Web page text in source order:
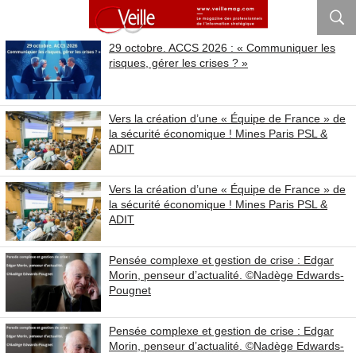
29 octobre. ACCS 2026 : « Communiquer les
risques, gérer les crises ? »
Vers la création d’une « Équipe de France » de
la sécurité économique ! Mines Paris PSL &
ADIT
Vers la création d’une « Équipe de France » de
la sécurité économique ! Mines Paris PSL &
ADIT
Pensée complexe et gestion de crise : Edgar
Morin, penseur d’actualité. ©Nadège Edwards-
Pougnet
Pensée complexe et gestion de crise : Edgar
Morin, penseur d’actualité. ©Nadège Edwards-